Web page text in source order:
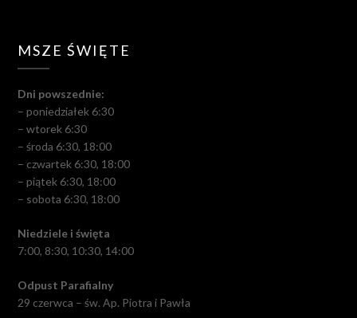
MSZE ŚWIĘTE
Dni powszednie:
– poniedziałek 6:30
– wtorek 6:30
– środa 6:30, 18:00
– czwartek 6:30, 18:00
– piątek 6:30, 18:00
– sobota 6:30, 18:00
Niedziele i święta
7:00, 8:30, 10:30, 14:00
Odpust Parafialny
29 czerwca – św. Ap. Piotra i Pawła